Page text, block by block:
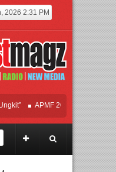
2026 2:31 PM
APMF 2026 Dorong Industri
INDONESIA